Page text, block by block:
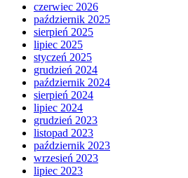
czerwiec 2026
październik 2025
sierpień 2025
lipiec 2025
styczeń 2025
grudzień 2024
październik 2024
sierpień 2024
lipiec 2024
grudzień 2023
listopad 2023
październik 2023
wrzesień 2023
lipiec 2023